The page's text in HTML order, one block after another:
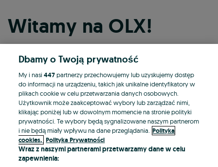
Witamy na OLX!
Kontynuuj przez Facebooka
Kontynuuj przez konto Apple
Kontynuuj przez konto Google
LUB
Dbamy o Twoją prywatność
My i nasi447partnerzy przechowujemy lub uzyskujemy dostęp
do informacji na urządzeniu, takich jak unikalne identyfikatory w
plikach cookie w celu przetwarzania danych osobowych.
Użytkownik może zaakceptować wybory lub zarządzać nimi,
klikając poniżej lub w dowolnym momencie na stronie polityki
prywatności. Te wybory będą sygnalizowane naszym partnerom
i nie będą miały wpływu na dane przeglądania. Polityka
cookies, Polityka Prywatności
Wraz z naszymi partnerami przetwarzamy dane w celu
zapewnienia: